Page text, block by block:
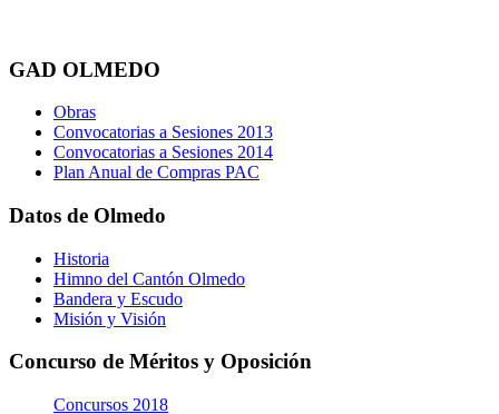
GAD OLMEDO
Obras
Convocatorias a Sesiones 2013
Convocatorias a Sesiones 2014
Plan Anual de Compras PAC
Datos de Olmedo
Historia
Himno del Cantón Olmedo
Bandera y Escudo
Misión y Visión
Concurso de Méritos y Oposición
Concursos 2018